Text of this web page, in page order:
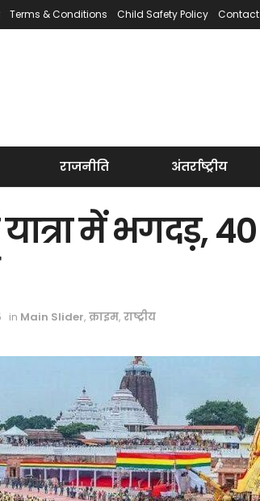
Terms & Conditions Child Safety Policy Contact
राजनीति अंतर्राष्ट्रीय
में भगदड़,
in Main Slider, क्राइम, राष्ट्रीय